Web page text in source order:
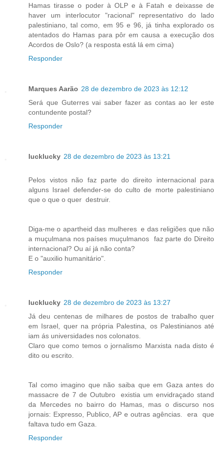
Hamas tirasse o poder à OLP e à Fatah e deixasse de
haver um interlocutor "racional" representativo do lado
palestiniano, tal como, em 95 e 96, já tinha explorado os
atentados do Hamas para pôr em causa a execução dos
Acordos de Oslo? (a resposta está lá em cima)
Responder
Marques Aarão 28 de dezembro de 2023 às 12:12
Será que Guterres vai saber fazer as contas ao ler este
contundente postal?
Responder
lucklucky 28 de dezembro de 2023 às 13:21
Pelos vistos não faz parte do direito internacional para
alguns Israel defender-se do culto de morte palestiniano
que o que o quer destruir.
Diga-me o apartheid das mulheres e das religiões que não
a muçulmana nos países muçulmanos faz parte do Direito
internacional? Ou aí já não conta?
E o "auxilio humanitário".
Responder
lucklucky 28 de dezembro de 2023 às 13:27
Já deu centenas de milhares de postos de trabalho quer
em Israel, quer na própria Palestina, os Palestinianos até
iam ás universidades nos colonatos.
Claro que como temos o jornalismo Marxista nada disto é
dito ou escrito.
Tal como imagino que não saiba que em Gaza antes do
massacre de 7 de Outubro existia um envidraçado stand
da Mercedes no bairro do Hamas, mas o discurso nos
jornais: Expresso, Publico, AP e outras agências. era que
faltava tudo em Gaza.
Responder